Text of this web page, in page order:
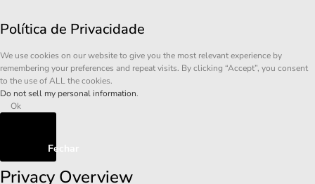
Política de Privacidade
We use cookies on our website to give you the most relevant experience by
remembering your preferences and repeat visits. By clicking “Accept”, you consent
to the use of ALL the cookies.
Do not sell my personal information.
Ok
Fechar
Privacy Overview